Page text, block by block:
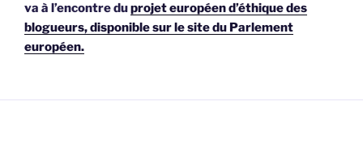
va à l’encontre duprojet européen d’éthique des
blogueurs, disponible sur le site du Parlement
européen.